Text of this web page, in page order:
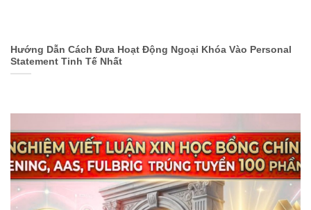
Hướng Dẫn Cách Đưa Hoạt Động Ngoại Khóa Vào Personal
Statement Tinh Tế Nhất